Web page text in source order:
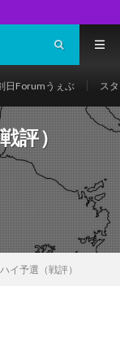
日Forumうぇぶ ス
評）
イ予選（戦評）